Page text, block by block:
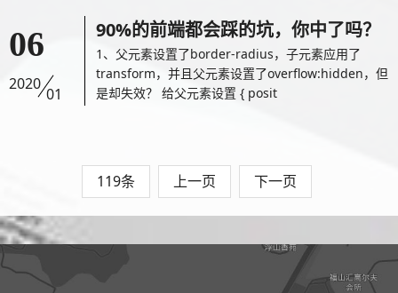
06
2020
01
90%的前端都会踩的坑，你中了吗？
1、父元素设置了border-radius，子元素应用了
transform，并且父元素设置了overflow:hidden，但
是却失效？ 给父元素设置 { posit
119条 上一页 下一页